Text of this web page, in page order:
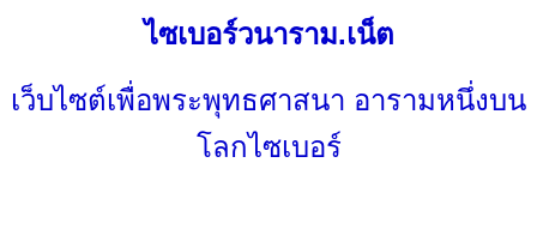
ไซเบอร์วนาราม.เน็ต
เว็บไซต์เพื่อพระพุทธศาสนา อารามหนึ่งบน
โลกไซเบอร์